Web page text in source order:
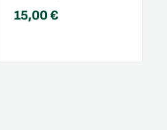
15,00€